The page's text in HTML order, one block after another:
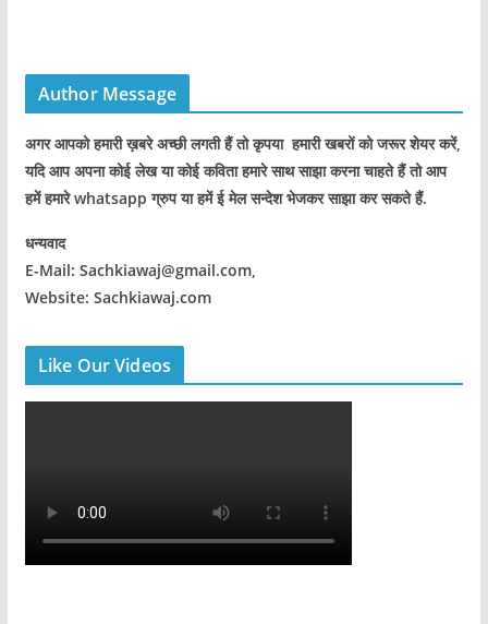
Author Message
अगर आपको हमारी ख़बरे अच्छी लगती हैं तो कृपया हमारी खबरों को जरूर शेयर करें,
यदि आप अपना कोई लेख या कोई कविता हमारे साथ साझा करना चाहते हैं तो आप
हमें हमारे whatsapp ग्रुप या हमें ई मेल सन्देश भेजकर साझा कर सकते हैं.
धन्यवाद
E-Mail: Sachkiawaj@gmail.com,
Website: Sachkiawaj.com
Like Our Videos